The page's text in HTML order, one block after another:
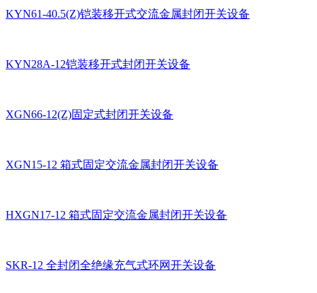
KYN61-40.5(Z)铠装移开式交流金属封闭开关设备
KYN28A-12铠装移开式封闭开关设备
XGN66-12(Z)固定式封闭开关设备
XGN15-12 箱式固定交流金属封闭开关设备
HXGN17-12 箱式固定交流金属封闭开关设备
SKR-12 全封闭全绝缘充气式环网开关设备